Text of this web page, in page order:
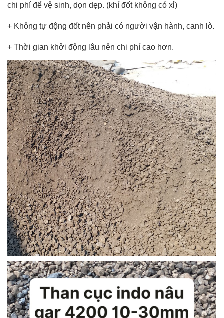
chi phí để vệ sinh, dọn dẹp. (khí đốt không có xỉ)
+ Không tự động đốt nên phải có người vận hành, canh lò.
+ Thời gian khởi động lâu nên chi phí cao hơn.